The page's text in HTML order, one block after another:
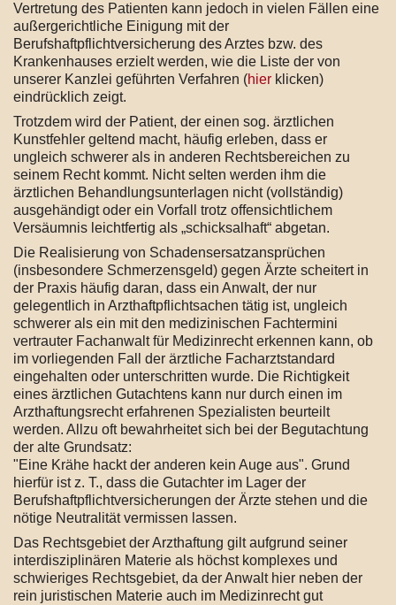
Vertretung des Patienten kann jedoch in vielen Fällen eine
außergerichtliche Einigung mit der
Berufshaftpflichtversicherung des Arztes bzw. des
Krankenhauses erzielt werden, wie die Liste der von
unserer Kanzlei geführten Verfahren (hier klicken)
eindrücklich zeigt.
Trotzdem wird der Patient, der einen sog. ärztlichen
Kunstfehler geltend macht, häufig erleben, dass er
ungleich schwerer als in anderen Rechtsbereichen zu
seinem Recht kommt. Nicht selten werden ihm die
ärztlichen Behandlungsunterlagen nicht (vollständig)
ausgehändigt oder ein Vorfall trotz offensichtlichem
Versäumnis leichtfertig als „schicksalhaft“ abgetan.
Die Realisierung von Schadensersatzansprüchen
(insbesondere Schmerzensgeld) gegen Ärzte scheitert in
der Praxis häufig daran, dass ein Anwalt, der nur
gelegentlich in Arzthaftpflichtsachen tätig ist, ungleich
schwerer als ein mit den medizinischen Fachtermini
vertrauter Fachanwalt für Medizinrecht erkennen kann, ob
im vorliegenden Fall der ärztliche Facharztstandard
eingehalten oder unterschritten wurde. Die Richtigkeit
eines ärztlichen Gutachtens kann nur durch einen im
Arzthaftungsrecht erfahrenen Spezialisten beurteilt
werden. Allzu oft bewahrheitet sich bei der Begutachtung
der alte Grundsatz:
"Eine Krähe hackt der anderen kein Auge aus". Grund
hierfür ist z. T., dass die Gutachter im Lager der
Berufshaftpflichtversicherungen der Ärzte stehen und die
nötige Neutralität vermissen lassen.
Das Rechtsgebiet der Arzthaftung gilt aufgrund seiner
interdisziplinären Materie als höchst komplexes und
schwieriges Rechtsgebiet, da der Anwalt hier neben der
rein juristischen Materie auch im Medizinrecht gut